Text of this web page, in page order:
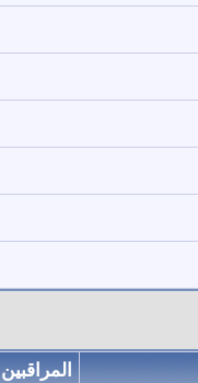
المراقبين